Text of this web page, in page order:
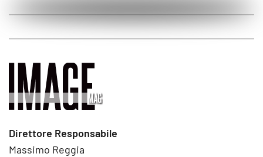
Direttore Responsabile
Massimo Reggia